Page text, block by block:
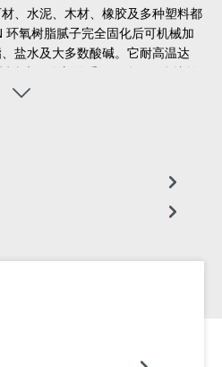
、水泥、木材、橡胶及多种塑料都
氧树脂腻子完全固化后可机械加
盐水及大多数酸碱。它耐高温达
该产品还能够应用于机械制造、工